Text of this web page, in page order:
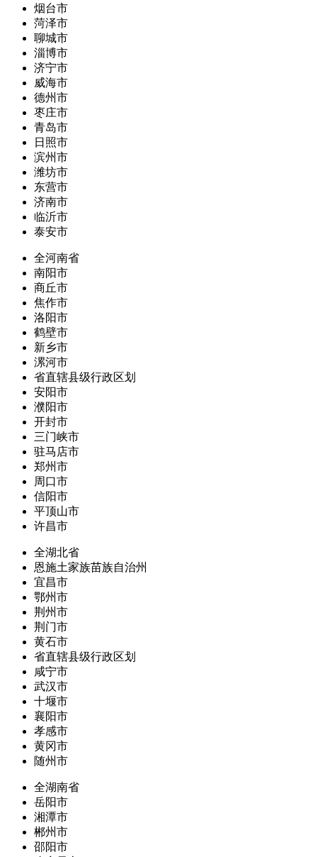
烟台市
菏泽市
聊城市
淄博市
济宁市
威海市
德州市
枣庄市
青岛市
日照市
滨州市
潍坊市
东营市
济南市
临沂市
泰安市
全河南省
南阳市
商丘市
焦作市
洛阳市
鹤壁市
新乡市
漯河市
省直辖县级行政区划
安阳市
濮阳市
开封市
三门峡市
驻马店市
郑州市
周口市
信阳市
平顶山市
许昌市
全湖北省
恩施土家族苗族自治州
宜昌市
鄂州市
荆州市
荆门市
黄石市
省直辖县级行政区划
咸宁市
武汉市
十堰市
襄阳市
孝感市
黄冈市
随州市
全湖南省
岳阳市
湘潭市
郴州市
邵阳市